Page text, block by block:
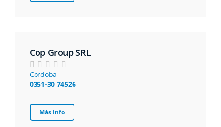
Cop Group SRL
Cordoba
0351-30 74526
Más Info